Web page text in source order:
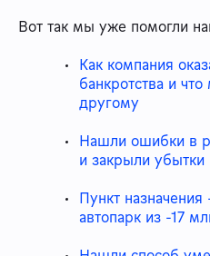
Вот так мы уже помогли
Как компания
банкротства и
другому
Нашли ошибки в
и закрыли
Пункт
автопарк из -17